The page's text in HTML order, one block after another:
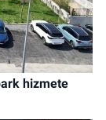
hizmete